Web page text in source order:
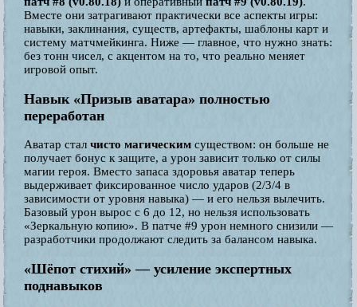
Вместе они затрагивают практически все аспекты игры:
навыки, заклинания, существ, артефакты, шаблоны карт и
систему матчмейкинга. Ниже — главное, что нужно знать:
без тонн чисел, с акцентом на то, что реально меняет
игровой опыт.
Навык «Призыв аватара» полностью
переработан
Аватар стал чисто магическим существом: он больше не
получает бонус к защите, а урон зависит только от силы
магии героя. Вместо запаса здоровья аватар теперь
выдерживает фиксированное число ударов (2/3/4 в
зависимости от уровня навыка) — и его нельзя вылечить.
Базовый урон вырос с 6 до 12, но нельзя использовать
«Зеркальную копию». В патче #9 урон немного снизили —
разработчики продолжают следить за балансом навыка.
«Шёпот стихий» — усиление экспертных
поднавыков